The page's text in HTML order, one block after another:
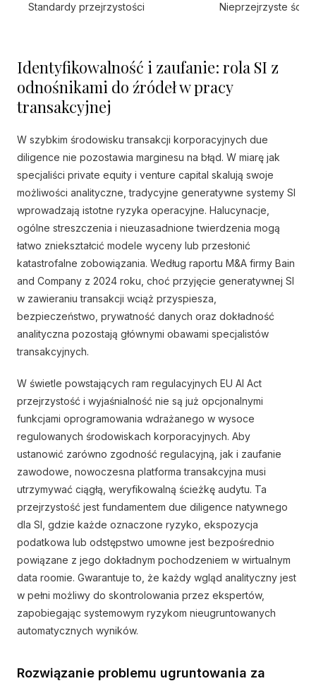
Standardy przejrzystości Nieprzejrzyste
Identyfikowalność i zaufanie: rola SI z
odnośnikami do źródeł w pracy
transakcyjnej
W szybkim środowisku transakcji korporacyjnych due
diligence nie pozostawia marginesu na błąd. W miarę jak
specjaliści private equity i venture capital skalują swoje
możliwości analityczne, tradycyjne generatywne systemy SI
wprowadzają istotne ryzyka operacyjne. Halucynacje,
ogólne streszczenia i nieuzasadnione twierdzenia mogą
łatwo zniekształcić modele wyceny lub przesłonić
katastrofalne zobowiązania. Według raportu M&A firmy Bain
and Company z 2024 roku, choć przyjęcie generatywnej SI
w zawieraniu transakcji wciąż przyspiesza,
bezpieczeństwo, prywatność danych oraz dokładność
analityczna pozostają głównymi obawami specjalistów
transakcyjnych.
W świetle powstających ram regulacyjnych EU AI Act
przejrzystość i wyjaśnialność nie są już opcjonalnymi
funkcjami oprogramowania wdrażanego w wysoce
regulowanych środowiskach korporacyjnych. Aby
ustanowić zarówno zgodność regulacyjną, jak i zaufanie
zawodowe, nowoczesna platforma transakcyjna musi
utrzymywać ciągłą, weryfikowalną ścieżkę audytu. Ta
przejrzystość jest fundamentem due diligence natywnego
dla SI, gdzie każde oznaczone ryzyko, ekspozycja
podatkowa lub odstępstwo umowne jest bezpośrednio
powiązane z jego dokładnym pochodzeniem w wirtualnym
data roomie. Gwarantuje to, że każdy wgląd analityczny jest
w pełni możliwy do skontrolowania przez ekspertów,
zapobiegając systemowym ryzykom nieugruntowanych
automatycznych wyników.
Rozwiązanie problemu ugruntowania za